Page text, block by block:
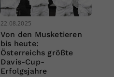
22.08.2025
Von den Musketieren
bis heute:
Österreichs größte
Davis-Cup-
Erfolgsjahre